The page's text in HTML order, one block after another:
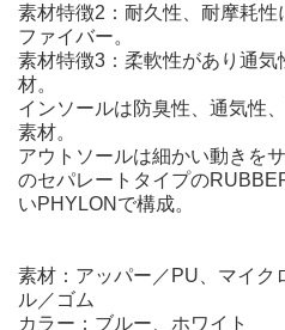
素材特徴2：耐久性、耐摩耗性
ファイバー。
素材特徴3：柔軟性があり通
材。
インソールは防臭性、通気性
素材。
アウトソールは細かい動きを
のセパレートタイプの
いPHYLONで構成。
素材：アッパー／PU、マイ
ル／ゴム
カラー：ブルー、ホワイト